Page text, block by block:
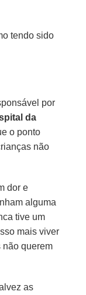
tendo sido
por
da
o ponto
não
dor e
alguma
tive um
mais viver
não querem
as